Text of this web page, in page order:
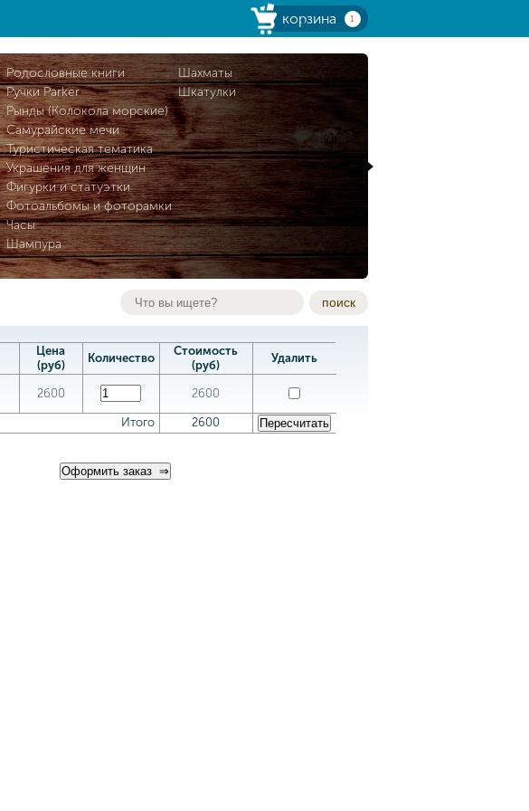
корзина 1
Родословные книги
Ручки Parker
Рынды (Колокола морские)
Самурайские мечи
Туристическая тематика
Украшения для женщин
Фигурки и статуэтки
Фотоальбомы и фоторамки
Часы
Шампура
Шахматы
Шкатулки
поиск
Цена
(руб)
Количество
Стоимость
(руб)
Удалить
2600 2600
Итого 2600